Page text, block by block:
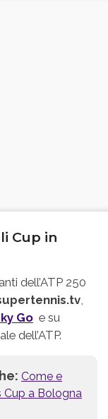
Cup in
dell’ATP 250
Go e su
dell’ATP.
Come e
a Bologna